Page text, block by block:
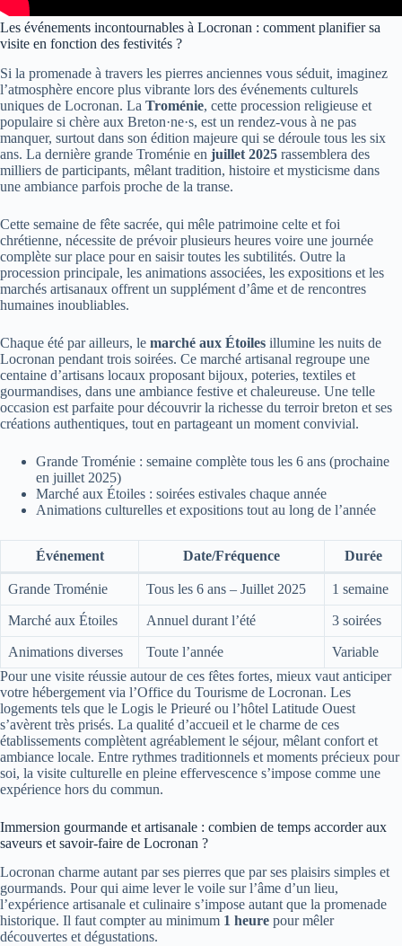
Les événements incontournables à Locronan : comment planifier sa
visite en fonction des festivités ?
Si la promenade à travers les pierres anciennes vous séduit, imaginez
l’atmosphère encore plus vibrante lors des événements culturels
uniques de Locronan. La Troménie, cette procession religieuse et
populaire si chère aux Breton·ne·s, est un rendez-vous à ne pas
manquer, surtout dans son édition majeure qui se déroule tous les six
ans. La dernière grande Troménie en juillet 2025 rassemblera des
milliers de participants, mêlant tradition, histoire et mysticisme dans
une ambiance parfois proche de la transe.
Cette semaine de fête sacrée, qui mêle patrimoine celte et foi
chrétienne, nécessite de prévoir plusieurs heures voire une journée
complète sur place pour en saisir toutes les subtilités. Outre la
procession principale, les animations associées, les expositions et les
marchés artisanaux offrent un supplément d’âme et de rencontres
humaines inoubliables.
Chaque été par ailleurs, le marché aux Étoiles illumine les nuits de
Locronan pendant trois soirées. Ce marché artisanal regroupe une
centaine d’artisans locaux proposant bijoux, poteries, textiles et
gourmandises, dans une ambiance festive et chaleureuse. Une telle
occasion est parfaite pour découvrir la richesse du terroir breton et ses
créations authentiques, tout en partageant un moment convivial.
Grande Troménie : semaine complète tous les 6 ans (prochaine
en juillet 2025)
Marché aux Étoiles : soirées estivales chaque année
Animations culturelles et expositions tout au long de l’année
Événement Date/Fréquence Durée
Grande Troménie Tous les 6 ans – Juillet 2025 1 semaine
Marché aux Étoiles Annuel durant l’été 3 soirées
Animations diverses Toute l’année
Variable
Pour une visite réussie autour de ces fêtes fortes, mieux vaut anticiper
votre hébergement via l’Office du Tourisme de Locronan. Les
logements tels que le Logis le Prieuré ou l’hôtel Latitude Ouest
s’avèrent très prisés. La qualité d’accueil et le charme de ces
établissements complètent agréablement le séjour, mêlant confort et
ambiance locale. Entre rythmes traditionnels et moments précieux pour
soi, la visite culturelle en pleine effervescence s’impose comme une
expérience hors du commun.
Immersion gourmande et artisanale : combien de temps accorder aux
saveurs et savoir-faire de Locronan ?
Locronan charme autant par ses pierres que par ses plaisirs simples et
gourmands. Pour qui aime lever le voile sur l’âme d’un lieu,
l’expérience artisanale et culinaire s’impose autant que la promenade
historique. Il faut compter au minimum 1 heure pour mêler
découvertes et dégustations.